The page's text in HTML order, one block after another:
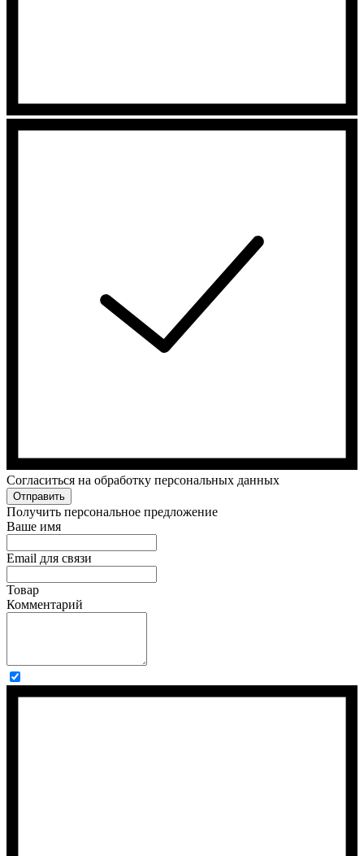
Cогласиться на обработку персональных данных
Отправить
Получить персональное предложение
Ваше имя
Email для связи
Товар
Комментарий